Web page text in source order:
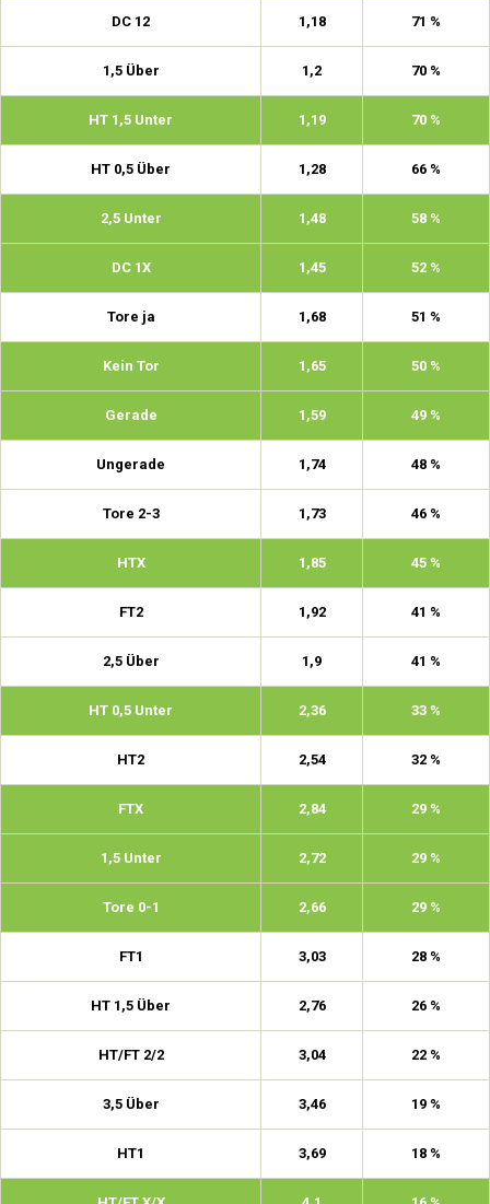
DC 12 1,18 71 %
1,5 Über 1,2 70 %
HT 1,5 Unter 1,19 70 %
HT 0,5 Über 1,28 66 %
2,5 Unter 1,48 58 %
DC 1X 1,45 52 %
Tore ja 1,68 51 %
Kein Tor 1,65 50 %
Gerade 1,59 49 %
Ungerade 1,74 48 %
Tore 2-3 1,73 46 %
HTX 1,85 45 %
FT2 1,92 41 %
2,5 Über 1,9 41 %
HT 0,5 Unter 2,36 33 %
HT2 2,54 32 %
FTX 2,84 29 %
1,5 Unter 2,72 29 %
Tore 0-1 2,66 29 %
FT1 3,03 28 %
HT 1,5 Über 2,76 26 %
HT/FT 2/2 3,04 22 %
3,5 Über 3,46 19 %
HT1 3,69 18 %